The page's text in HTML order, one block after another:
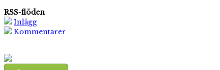
RSS-flöden
Inlägg
Kommentarer